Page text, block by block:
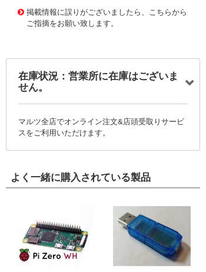
掲載情報に誤りがございましたら、こちらから
ご指摘をお願い致します。
在庫状況：営業所に在庫はございま
せん。
マルツ全店でオンライン注文&店頭受取りサービ
スをご利用いただけます。
よく一緒に購入されている製品